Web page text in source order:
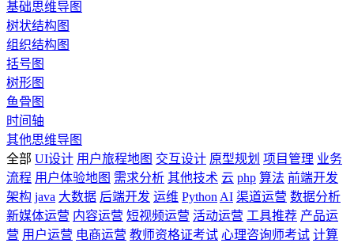
基础思维导图
树状结构图
组织结构图
括号图
树形图
鱼骨图
时间轴
其他思维导图
全部 UI设计 用户旅程地图 交互设计 原型规划 项目管理 业务
流程 用户体验地图 需求分析 其他技术 云 php 算法 前端开发
架构 java 大数据 后端开发 运维 Python AI 渠道运营 数据分析
新媒体运营 内容运营 短视频运营 活动运营 工具推荐 产品运
营 用户运营 电商运营 教师资格证考试 心理咨询师考试 计算